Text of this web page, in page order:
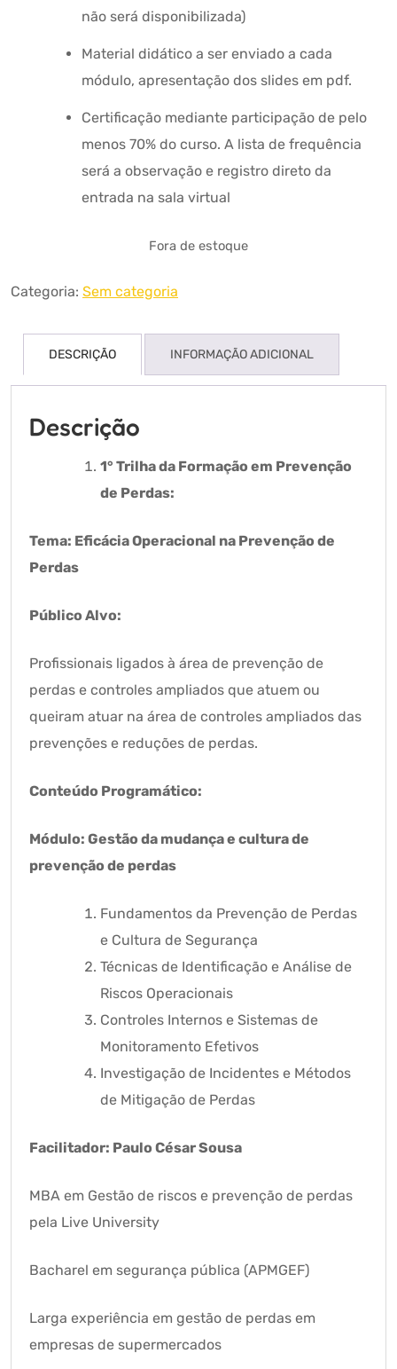
não será disponibilizada)
Material didático a ser enviado a cada
módulo, apresentação dos slides em pdf.
Certificação mediante participação de pelo
menos 70% do curso. A lista de frequência
será a observação e registro direto da
entrada na sala virtual
Fora de estoque
Categoria: Sem categoria
DESCRIÇÃO INFORMAÇÃO ADICIONAL
Descrição
1° Trilha da Formação em Prevenção
de Perdas:
Tema: Eficácia Operacional na Prevenção de
Perdas
Público Alvo:
Profissionais ligados à área de prevenção de
perdas e controles ampliados que atuem ou
queiram atuar na área de controles ampliados das
prevenções e reduções de perdas.
Conteúdo Programático:
Módulo: Gestão da mudança e cultura de
prevenção de perdas
Fundamentos da Prevenção de Perdas
e Cultura de Segurança
Técnicas de Identificação e Análise de
Riscos Operacionais
Controles Internos e Sistemas de
Monitoramento Efetivos
Investigação de Incidentes e Métodos
de Mitigação de Perdas
Facilitador: Paulo César Sousa
MBA em Gestão de riscos e prevenção de perdas
pela Live University
Bacharel em segurança pública (APMGEF)
Larga experiência em gestão de perdas em
empresas de supermercados